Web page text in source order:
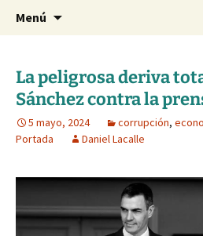
dlacalle.com
Blog de Daniel Lacalle
Menú
La peligrosa deriva
Sánchez contra la
5 mayo, 2024 corrupción,
Portada
Daniel Lacalle